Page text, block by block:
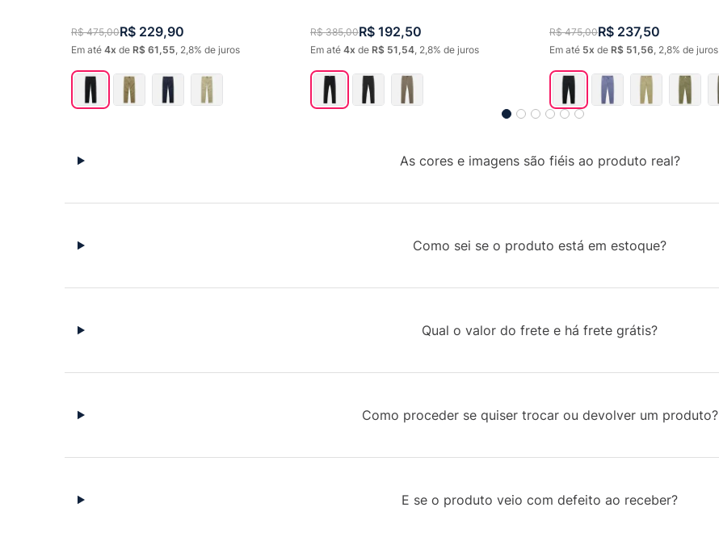
R$ 475,00R$ 229,90
Em até 4 de R$ 61,55, 2,8% de juros
R$ 385,00R$ 192,50
Em até 4 de R$ 51,54, 2,8% de juros
R$ 475,00R$ 237,50
Em até 5 de R$ 51,56, 2,8% de juros
As cores e imagens são fiéis ao produto real?
Como sei se o produto está em estoque?
Qual o valor do frete e há frete grátis?
Como proceder se quiser trocar ou devolver um produto?
E se o produto veio com defeito ao receber?